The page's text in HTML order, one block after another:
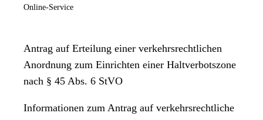
Online-Service
Antrag auf Erteilung einer verkehrsrechtlichen
Anordnung zum Einrichten einer Haltverbotszone
nach § 45 Abs. 6 StVO
Informationen zum Antrag auf verkehrsrechtliche